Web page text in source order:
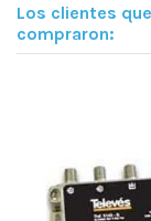
Los clientes
compraron: